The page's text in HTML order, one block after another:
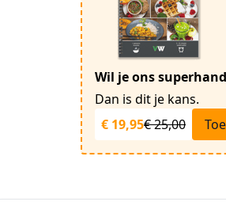
Wil je ons
Dan is dit je kans.
€ 19,95€ 25,00